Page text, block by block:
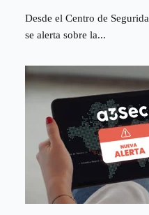
Desde el Centro de
se alerta sobre la...